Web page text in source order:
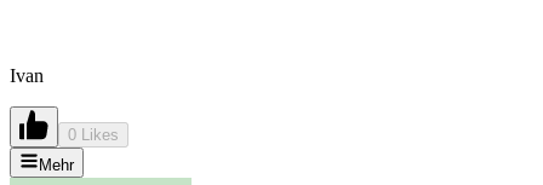
Ivan
0 Likes
Mehr